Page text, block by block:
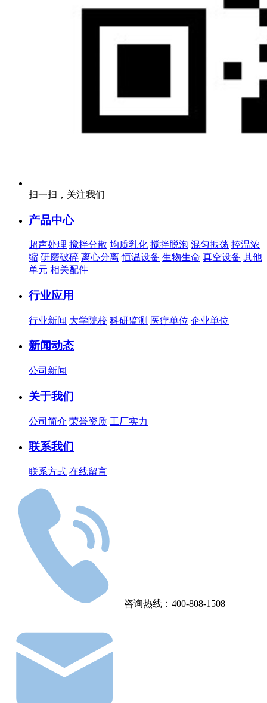
扫一扫，关注我们
产品中心
超声处理 搅拌分散 均质乳化 搅拌脱泡 混匀振荡 控温浓
缩 研磨破碎 离心分离 恒温设备 生物生命 真空设备 其他
单元 相关配件
行业应用
行业新闻 大学院校 科研监测 医疗单位 企业单位
新闻动态
公司新闻
关于我们
公司简介 荣誉资质 工厂实力
联系我们
联系方式 在线留言
咨询热线：400-808-1508